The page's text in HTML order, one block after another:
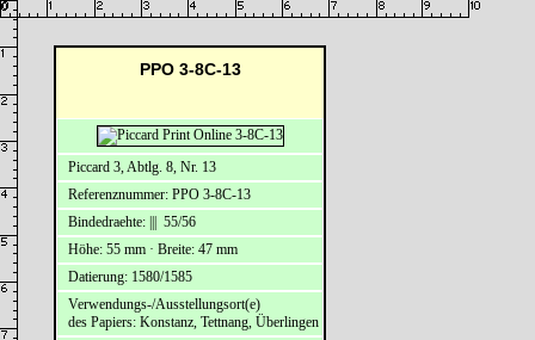
PPO 3-8C-13
Piccard 3, Abtlg. 8, Nr. 13
Referenznummer: PPO 3-8C-13
Bindedraehte: ||| 55/56
Höhe: 55 mm · Breite: 47 mm
Datierung: 1580/1585
Verwendungs-/Ausstellungsort(e)
des Papiers: Konstanz, Tettnang, Überlingen